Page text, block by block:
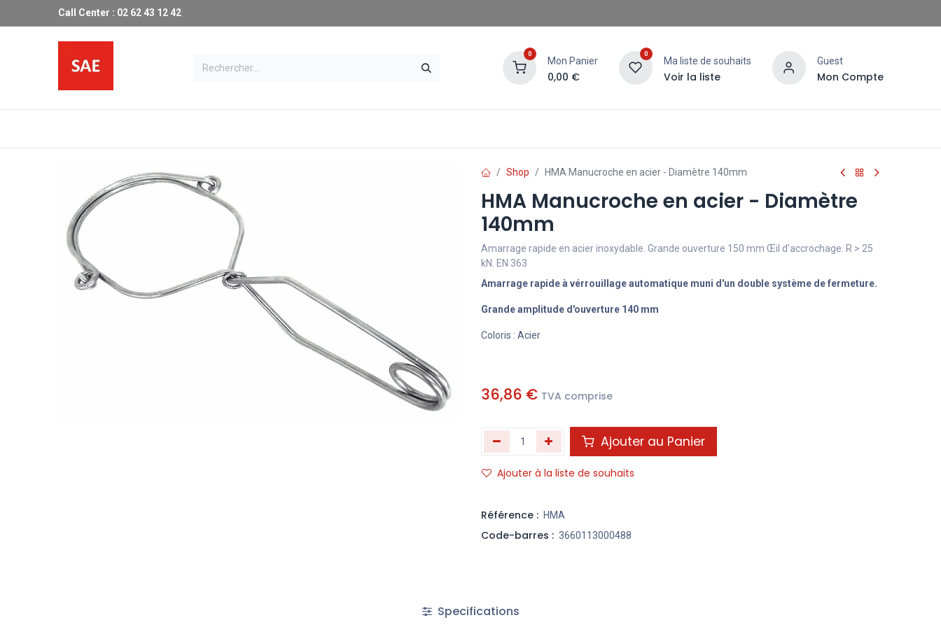
Call Center : 02 62 43 12 42
0
Mon Panier
0,00 €
0
Ma liste de souhaits
Voir la liste
Guest
Mon Compte
Shop HMA Manucroche en acier - Diamètre 140mm
HMA Manucroche en acier - Diamètre
140mm
Amarrage rapide en acier inoxydable. Grande ouverture 150 mm Œil d’accrochage. R > 25
kN. EN 363
Amarrage rapide à vérrouillage automatique muni d'un double système de fermeture.
Grande amplitude d'ouverture 140 mm
Coloris : Acier
36,86 € TVA comprise
Ajouter au Panier
Ajouter à la liste de souhaits
Référence : HMA
Code-barres : 3660113000488
Specifications